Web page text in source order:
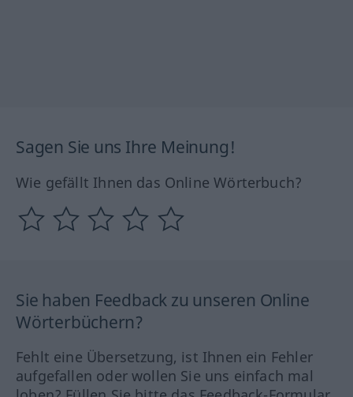
Sagen Sie uns Ihre Meinung!
Wie gefällt Ihnen das Online Wörterbuch?
Sie haben Feedback zu unseren Online
Wörterbüchern?
Fehlt eine Übersetzung, ist Ihnen ein Fehler
aufgefallen oder wollen Sie uns einfach mal